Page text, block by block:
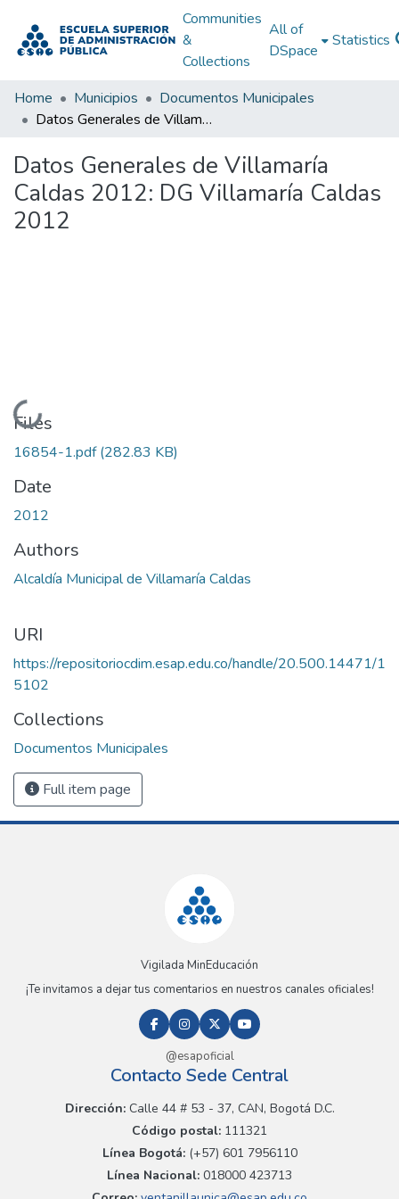
Communities
&
Collections
All of
DSpace
Statistics
Home Municipios
Documentos Municipales
Datos Generales de Villamaría Caldas 2012: DG Villamaría Caldas 2012
Datos Generales de Villamaría
Caldas 2012: DG Villamaría Caldas
2012
Loading...
Files
16854-1.pdf(282.83 KB)
Date
2012
Authors
Alcaldía Municipal de Villamaría Caldas
URI
https://repositoriocdim.esap.edu.co/handle/20.500.14471/1
5102
Collections
Documentos Municipales
Full item page
Vigilada MinEducación
¡Te invitamos a dejar tus comentarios en nuestros canales oficiales!
@esapoficial
Contacto Sede Central
Dirección:Calle 44 # 53 - 37, CAN, Bogotá D.C.
Código postal: 111321
Línea Bogotá:(+57) 601 7956110
Línea Nacional: 018000 423713